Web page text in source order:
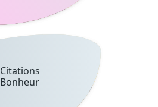
Citations
Bonheur